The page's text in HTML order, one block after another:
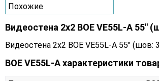
Похожие
Видеостена 2x2 BOE VE55L-A 55"
Видеостена 2x2 BOE VE55L-A 55" (шов:
BOE VE55L-A характеристики